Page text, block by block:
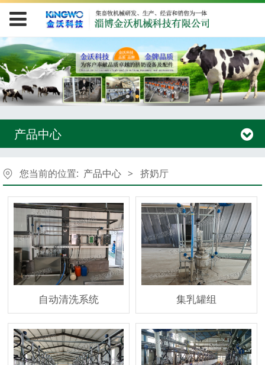
产品中心
您当前的位置: 产品中心 > 挤奶厅
自动清洗系统 集乳罐组